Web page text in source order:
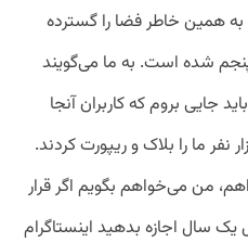
به همین خاطر فضا را گسترده
شده است. به ما می‌گویند
جایی بروم که کاربران آنجا
ما را بلاک و ریپورت کردند.
من می‌خواهم بگویم اگر قرار
سال اجازه بدهید اینستاگرام